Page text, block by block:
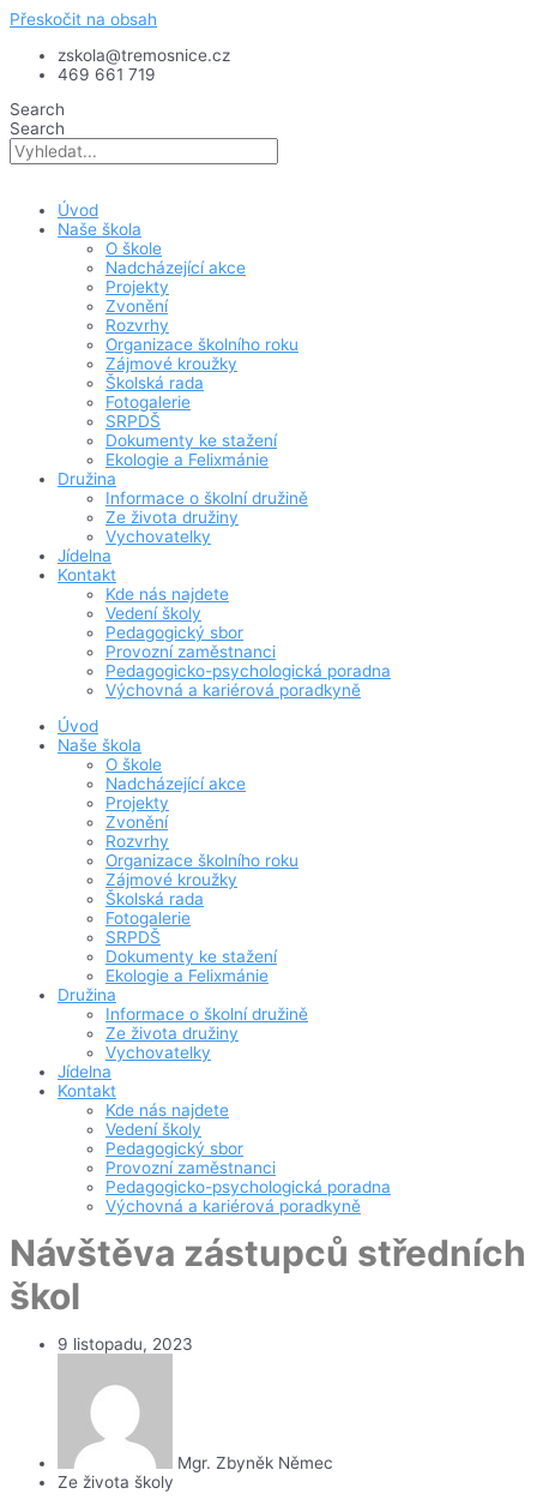
Přeskočit na obsah
zskola@tremosnice.cz
469 661 719
Search
Search
Úvod
Naše škola
O škole
Nadcházející akce
Projekty
Zvonění
Rozvrhy
Organizace školního roku
Zájmové kroužky
Školská rada
Fotogalerie
SRPDŠ
Dokumenty ke stažení
Ekologie a Felixmánie
Družina
Informace o školní družině
Ze života družiny
Vychovatelky
Jídelna
Kontakt
Kde nás najdete
Vedení školy
Pedagogický sbor
Provozní zaměstnanci
Pedagogicko-psychologická poradna
Výchovná a kariérová poradkyně
Úvod
Naše škola
O škole
Nadcházející akce
Projekty
Zvonění
Rozvrhy
Organizace školního roku
Zájmové kroužky
Školská rada
Fotogalerie
SRPDŠ
Dokumenty ke stažení
Ekologie a Felixmánie
Družina
Informace o školní družině
Ze života družiny
Vychovatelky
Jídelna
Kontakt
Kde nás najdete
Vedení školy
Pedagogický sbor
Provozní zaměstnanci
Pedagogicko-psychologická poradna
Výchovná a kariérová poradkyně
Návštěva zástupců středních
škol
9 listopadu, 2023
Mgr. Zbyněk Němec
Ze života školy